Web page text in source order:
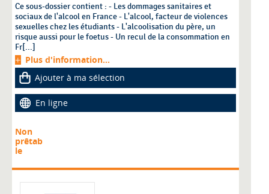
Ce sous-dossier contient : - Les dommages sanitaires et
sociaux de l'alcool en France - L'alcool, facteur de violences
sexuelles chez les étudiants - L'alcoolisation du père, un
risque aussi pour le foetus - Un recul de la consommation en
Fr[...]
Plus d'information...
Ajouter à ma sélection
En ligne
Non
prêtab
le